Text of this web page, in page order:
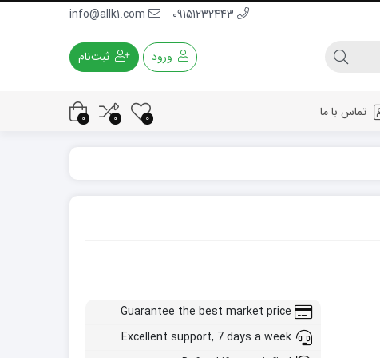
ورود ثبت‌نام
تماس با ما 0
0
0
Guarantee the best market price
Excellent support, 7 days a week